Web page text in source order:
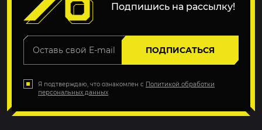
Подпишись на рассылку!
ПОДПИСАТЬСЯ
Я подтверждаю, что ознакомлен с Политикой обработки
персональных данных